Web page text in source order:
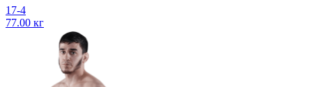
17-4
77.00 кг